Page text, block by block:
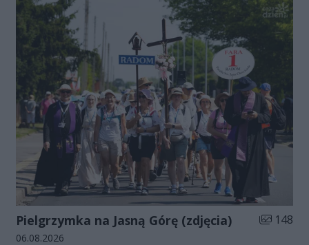
Pielgrzymka na Jasną Górę (zdjęcia) Liczba
148
Data dodania galerii:
06.08.2026